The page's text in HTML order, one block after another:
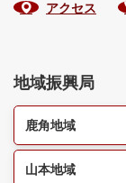
アクセス
地域振興局
鹿角地域
山本地域